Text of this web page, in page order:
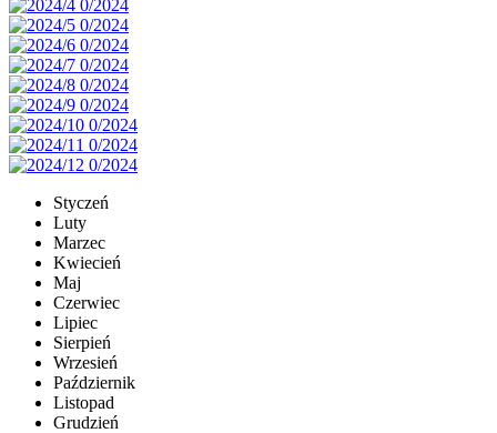
Styczeń
Luty
Marzec
Kwiecień
Maj
Czerwiec
Lipiec
Sierpień
Wrzesień
Październik
Listopad
Grudzień